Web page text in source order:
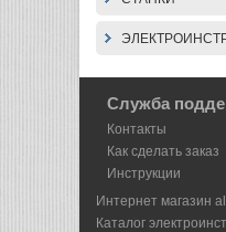
Служба
Контакты
Как сделать заказ
Инструкции
Интернет магазин
Каталог